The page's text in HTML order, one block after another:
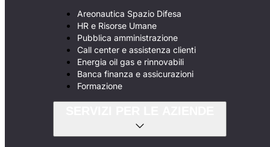
Areonautica Spazio Difesa
HR e Risorse Umane
Pubblica amministrazione
Call center e assistenza clienti
Energia oil gas e rinnovabili
Banca finanza e assicurazioni
Formazione